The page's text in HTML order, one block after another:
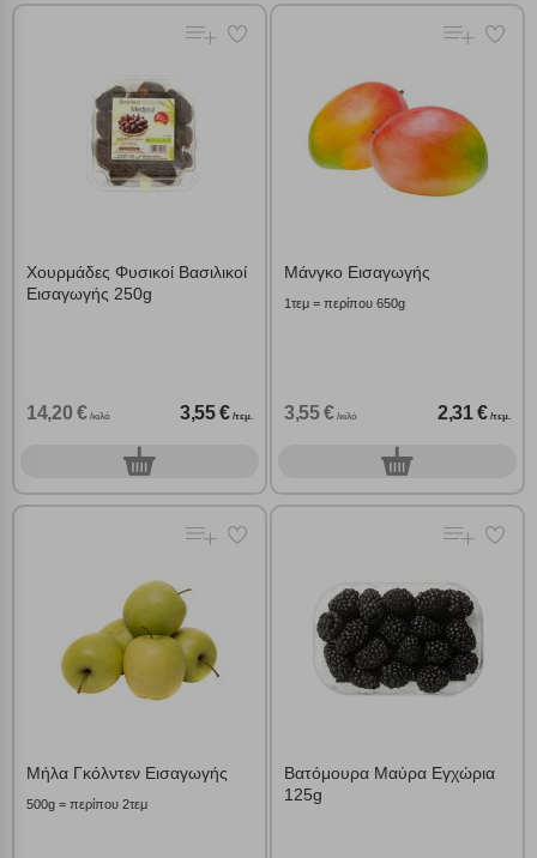
Χουρμάδες Φυσικοί Βασιλικοί
Εισαγωγής 250g
14,20 € /κιλό 3,55 € /τεμ.
0τεμ.
Μάνγκο Εισαγωγής
1τεμ = περίπου 650g
3,55 € /κιλό 2,31 € /τεμ.
0τεμ.
Μήλα Γκόλντεν Εισαγωγής
500g = περίπου 2τεμ
Βατόμουρα Μαύρα Εγχώρια
125g